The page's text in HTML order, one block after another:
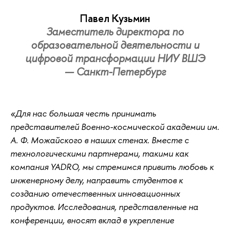
Павел Кузьмин
Заместитель директора по
образовательной деятельности и
цифровой трансформации НИУ ВШЭ
— Санкт-Петербург
«Для нас большая честь принимать
представителей Военно-космической академии им.
А. Ф. Можайского в наших стенах. Вместе с
технологическими партнерами, такими как
компания YADRO, мы стремимся привить любовь к
инженерному делу, направить студентов к
созданию отечественных инновационных
продуктов. Исследования, представленные на
конференции, вносят вклад в укрепление